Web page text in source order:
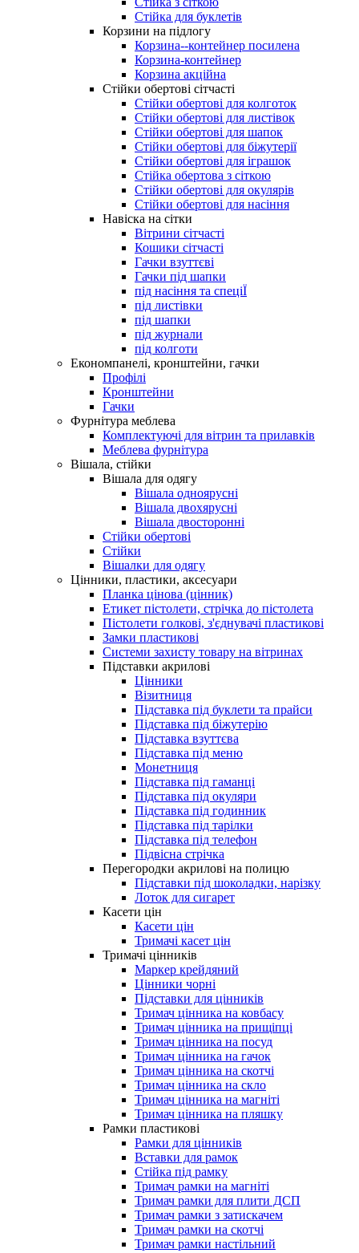
Стійка для буклетів
Корзини на підлогу
Корзина--контейнер посилена
Корзина-контейнер
Корзина акційна
Стійки обертові сітчасті
Стійки обертові для колготок
Стійки обертові для листівок
Стійки обертові для шапок
Стійки обертові для біжутерії
Стійки обертові для іграшок
Стійка обертова з сіткою
Стійки обертові для окулярів
Стійки обертові для насіння
Навіска на сітки
Вітрини сітчасті
Кошики сітчасті
Гачки взуттєві
Гачки під шапки
під насіння та спеціЇ
під листівки
під шапки
під журнали
під колготи
Економпанелі, кронштейни, гачки
Профілі
Кронштейни
Гачки
Фурнітура меблева
Комплектуючі для вітрин та прилавків
Меблева фурнітура
Вішала, стійки
Вішала для одягу
Вішала одноярусні
Вішала двохярусні
Вішала двосторонні
Стійки обертові
Стійки
Вішалки для одягу
Цінники, пластики, аксесуари
Планка цінова (цінник)
Етикет пістолети, стрічка до пістолета
Пістолети голкові, з'єднувачі пластикові
Замки пластикові
Системи захисту товару на вітринах
Підставки акрилові
Цінники
Візитниця
Підставка під буклети та прайси
Підставка під біжутерію
Підставка взуттєва
Підставка під меню
Монетниця
Підставка під гаманці
Підставка під окуляри
Підставка під годинник
Підставка під тарілки
Підставка під телефон
Підвісна стрічка
Перегородки акрилові на полицю
Підставки під шоколадки, нарізку
Лоток для сигарет
Касети цін
Касети цін
Тримачі касет цін
Тримачі цінників
Маркер крейдяний
Цінники чорні
Підставки для цінників
Тримач цінника на ковбасу
Тримач цінника на прищіпці
Тримач цінника на посуд
Тримач цінника на гачок
Тримач цінника на скотчі
Тримач цінника на скло
Тримач цінника на магніті
Тримач цінника на пляшку
Рамки пластикові
Рамки для цінників
Вставки для рамок
Стійка під рамку
Тримач рамки на магніті
Тримач рамки для плити ДСП
Тримач рамки з затискачем
Тримач рамки на скотчі
Тримач рамки настільний